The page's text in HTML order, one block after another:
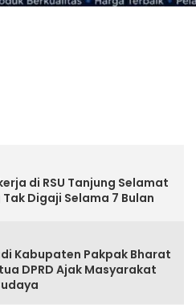
di RSU Tanjung Selamat
Digaji Selama 7 Bulan
Kabupaten Pakpak Bharat
DPRD Ajak Masyarakat